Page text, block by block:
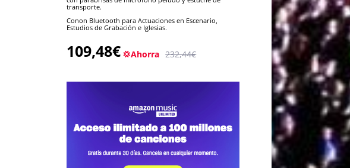
transporte.
Conon Bluetooth para Actuaciones en Escenario,
Estudios de Grabación e Iglesias.
109,48€ 💢Ahorra 232,44€